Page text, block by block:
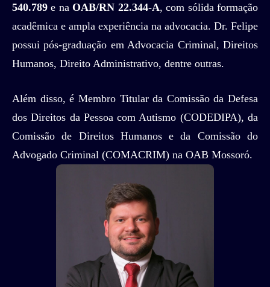
540.789e na OAB/RN 22.344-A, com sólida formação
acadêmica e ampla experiência na advocacia. Dr. Felipe
possui pós-graduação em Advocacia Criminal, Direitos
Humanos, Direito Administrativo, dentre outras.
Além disso, é Membro Titular da Comissão da Defesa
dos Direitos da Pessoa com Autismo (CODEDIPA), da
Comissão de Direitos Humanos e da Comissão do
Advogado Criminal (COMACRIM) na OAB Mossoró.